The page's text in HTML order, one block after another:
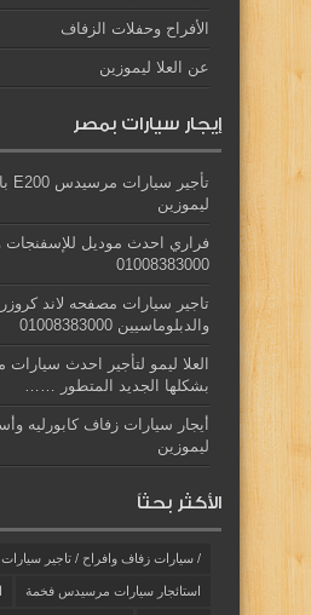
الأفراح وحفلات الزفاف
عن العلا ليموزين
إيجار سيارات بمصر
ليموزين
فراري احدث موديل للإسفنجات
01008383000
تاجير سيارات مصفحه لاند
والدبلوماسيين 01008383000
بشكلها الجديد المتطور ……
أيجار سيارات زفاف كابورليه
ليموزين
الأكثر بحثاً
/ سيارات زفاف وافراح / تاجير
استائجار سيارات مرسيدس فخمة